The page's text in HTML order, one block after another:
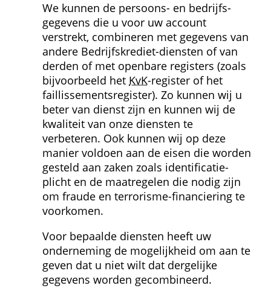
We kunnen de persoons- en bedrijfs­
gegevens die u voor uw account
verstrekt, combineren met gegevens van
andere Bedrijfskrediet-diensten of van
derden of met openbare registers (zoals
bijvoorbeeld het KvK-register of het
faillissements­register). Zo kunnen wij u
beter van dienst zijn en kunnen wij de
kwaliteit van onze diensten te
verbeteren. Ook kunnen wij op deze
manier voldoen aan de eisen die worden
gesteld aan zaken zoals identificatie­
plicht en de maatregelen die nodig zijn
om fraude en terrorisme-financiering te
voorkomen.
Voor bepaalde diensten heeft uw
onderneming de mogelijkheid om aan te
geven dat u niet wilt dat dergelijke
gegevens worden gecombineerd.